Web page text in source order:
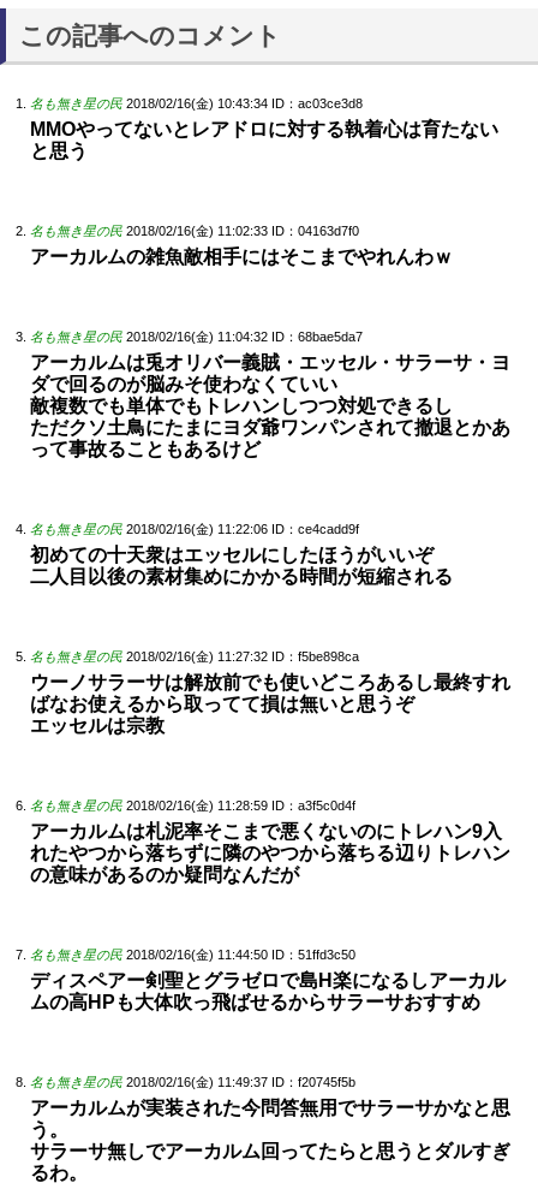
この記事へのコメント
名も無き星の民 2018/02/16(金) 10:43:34 ID：ac03ce3d8
MMOやってないとレアドロに対する執着心は育たない
と思う
名も無き星の民 2018/02/16(金) 11:02:33 ID：04163d7f0
アーカルムの雑魚敵相手にはそこまでやれんわｗ
名も無き星の民 2018/02/16(金) 11:04:32 ID：68bae5da7
アーカルムは兎オリバー義賊・エッセル・サラーサ・ヨ
ダで回るのが脳みそ使わなくていい
敵複数でも単体でもトレハンしつつ対処できるし
ただクソ土鳥にたまにヨダ爺ワンパンされて撤退とかあ
って事故ることもあるけど
名も無き星の民 2018/02/16(金) 11:22:06 ID：ce4cadd9f
初めての十天衆はエッセルにしたほうがいいぞ
二人目以後の素材集めにかかる時間が短縮される
名も無き星の民 2018/02/16(金) 11:27:32 ID：f5be898ca
ウーノサラーサは解放前でも使いどころあるし最終すれ
ばなお使えるから取ってて損は無いと思うぞ
エッセルは宗教
名も無き星の民 2018/02/16(金) 11:28:59 ID：a3f5c0d4f
アーカルムは札泥率そこまで悪くないのにトレハン9入
れたやつから落ちずに隣のやつから落ちる辺りトレハン
の意味があるのか疑問なんだが
名も無き星の民 2018/02/16(金) 11:44:50 ID：51ffd3c50
ディスペアー剣聖とグラゼロで島H楽になるしアーカル
ムの高HPも大体吹っ飛ばせるからサラーサおすすめ
名も無き星の民 2018/02/16(金) 11:49:37 ID：f20745f5b
アーカルムが実装された今問答無用でサラーサかなと思
う。
サラーサ無しでアーカルム回ってたらと思うとダルすぎ
るわ。